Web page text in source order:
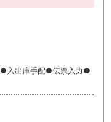
入出庫手配●伝票入力●